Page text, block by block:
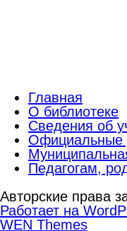
Главная
О библиотеке
Сведения об
Официальные
Педагогам,
Авторские права
Работает на
WEN Themes